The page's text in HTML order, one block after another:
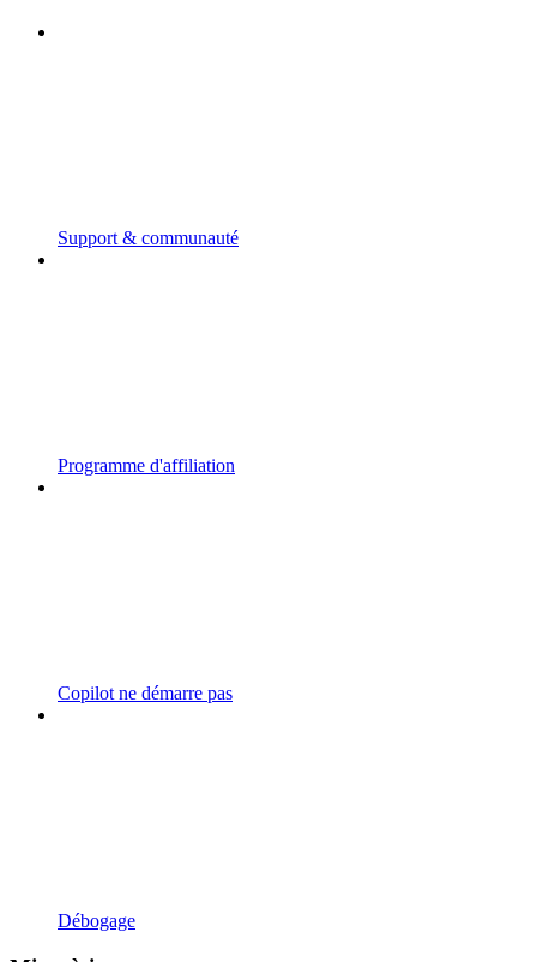
Support & communauté
Programme d'affiliation
Copilot ne démarre pas
Débogage